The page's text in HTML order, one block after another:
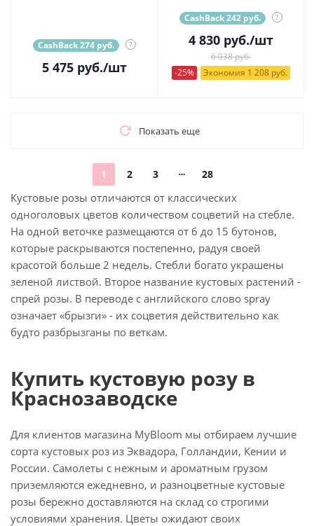
CashBack 274 руб. ?
5 475руб./шт
CashBack 242 руб. ?
4 830руб./шт
6 038 руб.
-25%
Экономия 1 208 руб.
Показать еще
1 2 3 28
Кустовые розы отличаются от классических
одноголовых цветов количеством соцветий на стебле.
На одной веточке размещаются от 6 до 15 бутонов,
которые раскрываются постепенно, радуя своей
красотой больше 2 недель. Стебли богато украшены
зеленой листвой. Второе название кустовых растений -
спрей розы. В переводе с английского слово spray
означает «брызги» - их соцветия действительно как
будто разбрызганы по веткам.
Купить кустовую розу в
Краснозаводске
Для клиентов магазина MyBloom мы отбираем лучшие
сорта кустовых роз из Эквадора, Голландии, Кении и
России. Самолеты с нежным и ароматным грузом
приземляются ежедневно, и разноцветные кустовые
розы бережно доставляются на склад со строгими
условиями хранения. Цветы ожидают своих